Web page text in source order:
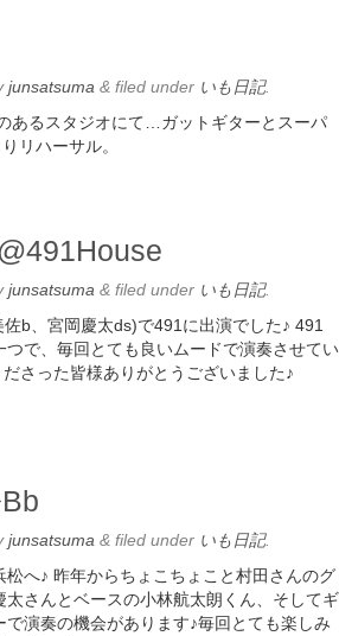
junsatsuma & filed under いも日記.
あるスタジオにて…ガットギターとスーパ
リハーサル。
junsatsuma & filed under いも日記.
b、宮岡慶太ds)で491に出演でした♪ 491
で、毎回とても良いムードで演奏させてい
さった皆様ありがとうございました♪
junsatsuma & filed under いも日記.
へ♪ 昨年からちょこちょこと村田さんのグ
太さんとベースの小林航太朗くん、そしてギ
で演奏の機会があります♪毎回とても楽しみ